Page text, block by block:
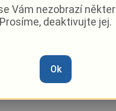
díla v centru
Vám nezobrazí
Prosíme, deaktivujte jej.
Ok